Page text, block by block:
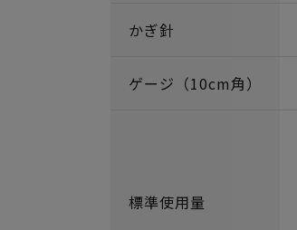
かぎ針
ゲージ（10cm角）
標準使用量